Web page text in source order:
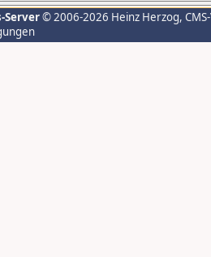
Server© 2006-2026 Heinz Herzog,